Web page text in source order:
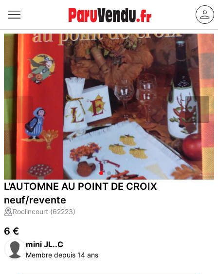
L'AUTOMNE AU POINT DE CROIX
neuf/revente
Roclincourt (62223)
6 €
mini JL..C
Membre depuis 14 ans